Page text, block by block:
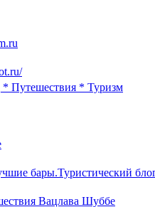
Путешествия * Туризм
бары.Туристический
Вацлава Шуббе